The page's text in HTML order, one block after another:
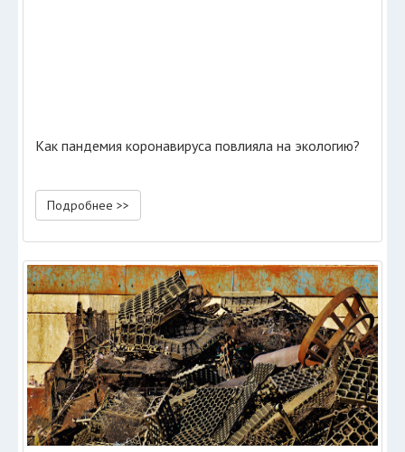
Как пандемия коронавируса повлияла на экологию?
Подробнее >>